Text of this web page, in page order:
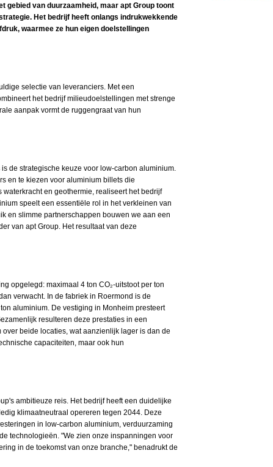
gebied van duurzaamheid, maar apt Group toont
Het bedrijf heeft onlangs indrukwekkende
waarmee ze hun eigen doelstellingen
selectie van leveranciers. Met een
het bedrijf milieudoelstellingen met strenge
aanpak vormt de ruggengraat van hun
de strategische keuze voor low-carbon aluminium.
en te kiezen voor aluminium billets die
en geothermie, realiseert het bedrijf
speelt een essentiële rol in het verkleinen van
en slimme partnerschappen bouwen we aan een
van apt Group. Het resultaat van deze
opgelegd: maximaal 4 ton CO₂-uitstoot per ton
verwacht. In de fabriek in Roermond is de
aluminium. De vestiging in Monheim presteert
resulteren deze prestaties in een
beide locaties, wat aanzienlijk lager is dan de
capaciteiten, maar ook hun
ambitieuze reis. Het bedrijf heeft een duidelijke
klimaatneutraal opereren tegen 2044. Deze
in low-carbon aluminium, verduurzaming
technologieën. "We zien onze inspanningen voor
in de toekomst van onze branche," benadrukt de